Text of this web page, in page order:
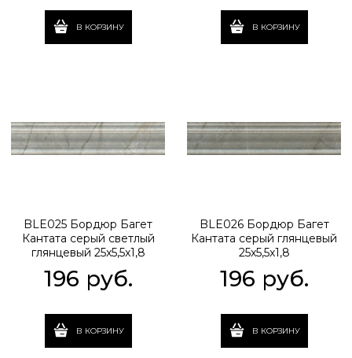
В КОРЗИНУ В КОРЗИНУ
BLE025 Бордюр Багет
Кантата серый светлый
глянцевый 25x5,5x1,8
196 руб.
В КОРЗИНУ
BLE026 Бордюр Багет
Кантата серый глянцевый
25x5,5x1,8
196 руб.
В КОРЗИНУ